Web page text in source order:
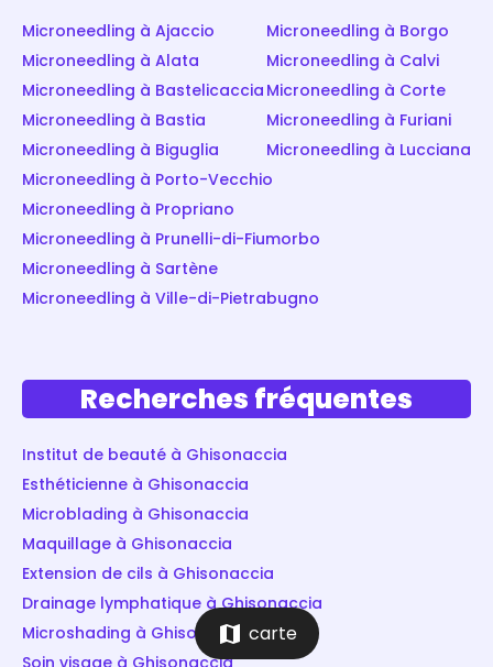
Microneedling à Ajaccio
Microneedling à Alata
Microneedling à Bastelicaccia
Microneedling à Bastia
Microneedling à Biguglia
Microneedling à Borgo
Microneedling à Calvi
Microneedling à Corte
Microneedling à Furiani
Microneedling à Lucciana
Microneedling à Porto-Vecchio
Microneedling à Propriano
Microneedling à Prunelli-di-Fiumorbo
Microneedling à Sartène
Microneedling à Ville-di-Pietrabugno
Recherches fréquentes
Institut de beauté à Ghisonaccia
Esthéticienne à Ghisonaccia
Microblading à Ghisonaccia
Maquillage à Ghisonaccia
Extension de cils à Ghisonaccia
Drainage lymphatique à Ghisonaccia
Microshading à Ghisonaccia
Soin visage à Ghisonaccia
map carte